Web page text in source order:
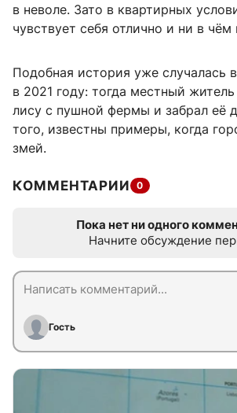
в неволе. Зато в квартирных
чувствует себя отлично и ни в чём
Подобная история уже случалась
в 2021 году: тогда местный
лису с пушной фермы и забрал её
того, известны примеры, когда
змей.
КОММЕНТАРИИ 0
Пока нет ни одного
Начните обсуждение
Гость